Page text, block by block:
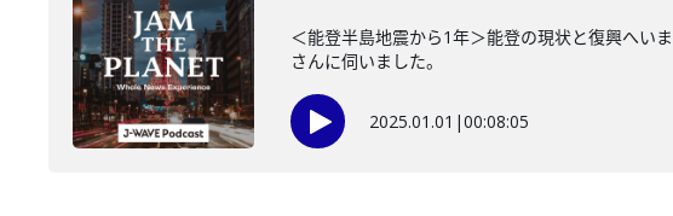
＜能登半島地震から1年＞能登の現状と復興へい
さんに伺いました。
2025.01.01 |00:08:05